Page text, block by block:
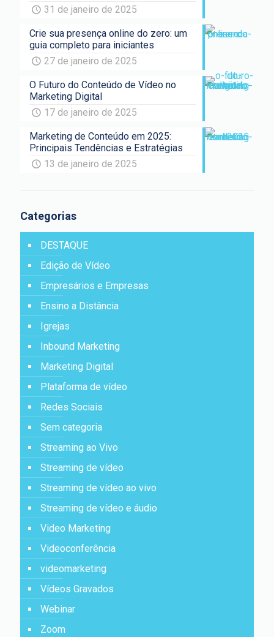
31 de janeiro de 2025
Crie sua presença online do zero: um
guia completo para iniciantes
27 de janeiro de 2025
O Futuro do Conteúdo de Vídeo no
Marketing Digital
17 de janeiro de 2025
Marketing de Conteúdo em 2025:
Principais Tendências e Estratégias
13 de janeiro de 2025
Categorias
DESTAQUE
Edição de Vídeo
Empresários e Empresas
Ensino a Distância
Igrejas
Inbound Marketing
Marketing Digital
Plataforma de vídeo
Redes Sociais
Sem categoria
Streaming ao Vivo
Streaming de vídeo
Streaming de vídeo ao vivo
Streaming de vídeo e áudio
Video Marketing
Videoconferência
videomarketing
Vídeos Gravados
Webinar
Zoom